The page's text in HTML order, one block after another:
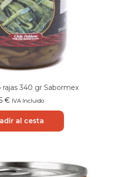
rajas 340 gr Sabormex
€ IVA Incluido
al cesta